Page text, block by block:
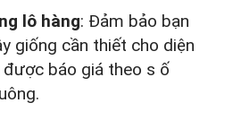
lô hàng: Đảm bảo bạn
giống cần thiết cho diện
báo giá theo s ố